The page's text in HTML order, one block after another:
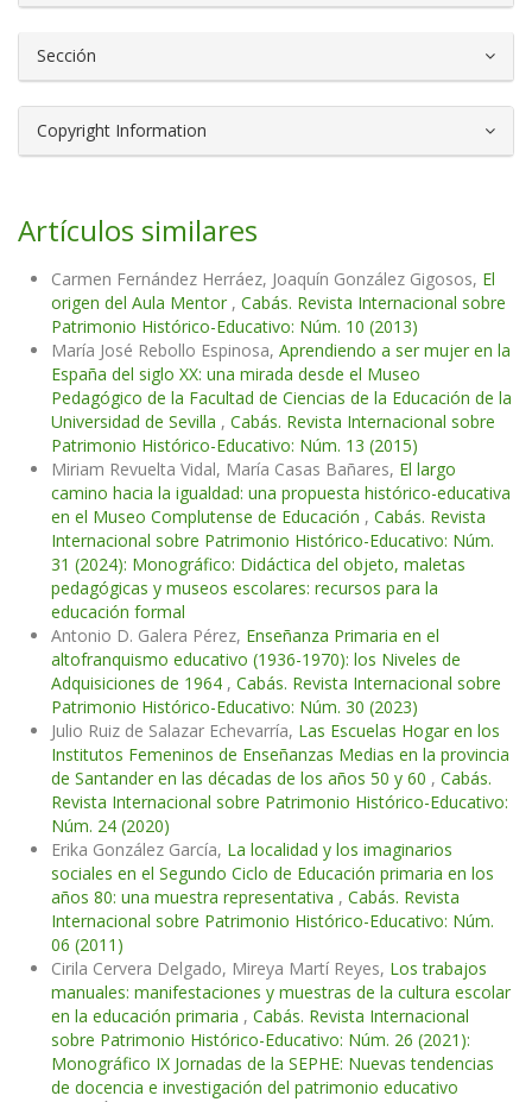
Sección
Copyright Information
Artículos similares
Carmen Fernández Herráez, Joaquín González Gigosos, El
origen del Aula Mentor , Cabás. Revista Internacional sobre
Patrimonio Histórico-Educativo: Núm. 10 (2013)
María José Rebollo Espinosa, Aprendiendo a ser mujer en la
España del siglo XX: una mirada desde el Museo
Pedagógico de la Facultad de Ciencias de la Educación de la
Universidad de Sevilla , Cabás. Revista Internacional sobre
Patrimonio Histórico-Educativo: Núm. 13 (2015)
Miriam Revuelta Vidal, María Casas Bañares, El largo
camino hacia la igualdad: una propuesta histórico-educativa
en el Museo Complutense de Educación , Cabás. Revista
Internacional sobre Patrimonio Histórico-Educativo: Núm.
31 (2024): Monográfico: Didáctica del objeto, maletas
pedagógicas y museos escolares: recursos para la
educación formal
Antonio D. Galera Pérez, Enseñanza Primaria en el
altofranquismo educativo (1936-1970): los Niveles de
Adquisiciones de 1964 , Cabás. Revista Internacional sobre
Patrimonio Histórico-Educativo: Núm. 30 (2023)
Julio Ruiz de Salazar Echevarría, Las Escuelas Hogar en los
Institutos Femeninos de Enseñanzas Medias en la provincia
de Santander en las décadas de los años 50 y 60 , Cabás.
Revista Internacional sobre Patrimonio Histórico-Educativo:
Núm. 24 (2020)
Erika González García, La localidad y los imaginarios
sociales en el Segundo Ciclo de Educación primaria en los
años 80: una muestra representativa , Cabás. Revista
Internacional sobre Patrimonio Histórico-Educativo: Núm.
06 (2011)
Cirila Cervera Delgado, Mireya Martí Reyes, Los trabajos
manuales: manifestaciones y muestras de la cultura escolar
en la educación primaria , Cabás. Revista Internacional
sobre Patrimonio Histórico-Educativo: Núm. 26 (2021):
Monográfico IX Jornadas de la SEPHE: Nuevas tendencias
de docencia e investigación del patrimonio educativo